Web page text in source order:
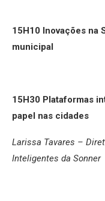
15H10 Inovações na
municipal
15H30 Plataformas
papel nas cidades
Larissa Tavares –
Inteligentes da Sonner